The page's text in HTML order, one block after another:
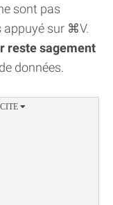
sont pas
appuyé sur ⌘V.
reste sagement
données.